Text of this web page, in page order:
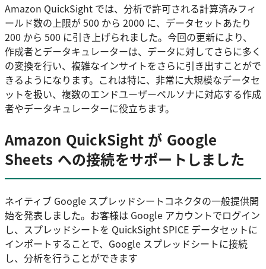
Amazon QuickSight では、分析で許可される計算済みフィ
ールド数の上限が 500 から 2000 に、データセットあたり
200 から 500 に引き上げられました。今回の更新により、
作成者とデータキュレーターは、データに対してさらに多く
の変換を行い、複雑なインサイトをさらに引き出すことがで
きるようになります。これは特に、非常に大規模なデータセ
ットを扱い、複数のエンドユーザーペルソナに対応する作成
者やデータキュレーターに役立ちます。
Amazon QuickSight が Google
Sheets への接続をサポートしました
ネイティブ Google スプレッドシートコネクタの一般提供開
始を発表しました。お客様は Google アカウントでログイン
し、スプレッドシートを QuickSight SPICE データセットに
インポートすることで、Google スプレッドシートに接続
し、分析を行うことができます